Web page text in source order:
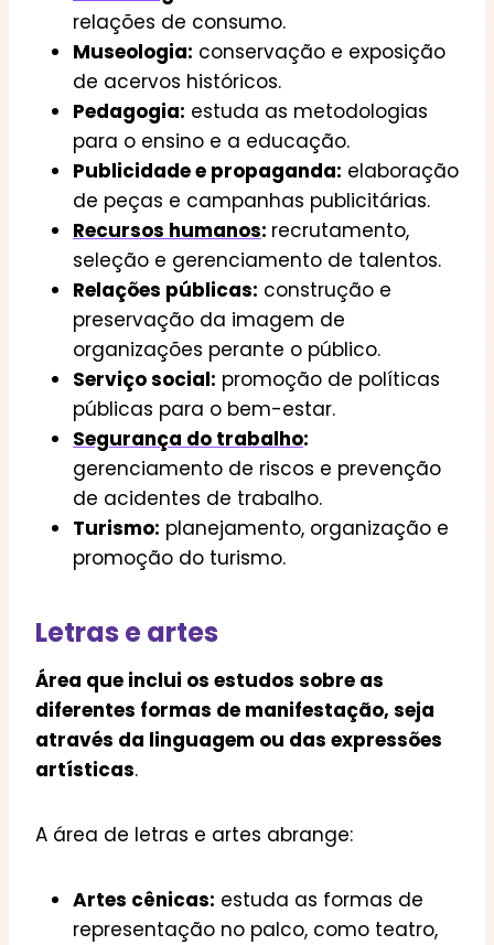
relações de consumo.
Museologia: conservação e exposição
de acervos históricos.
Pedagogia: estuda as metodologias
para o ensino e a educação.
Publicidade e propaganda: elaboração
de peças e campanhas publicitárias.
Recursos humanos: recrutamento,
seleção e gerenciamento de talentos.
Relações públicas: construção e
preservação da imagem de
organizações perante o público.
Serviço social: promoção de políticas
públicas para o bem-estar.
Segurança do trabalho:
gerenciamento de riscos e prevenção
de acidentes de trabalho.
Turismo: planejamento, organização e
promoção do turismo.
Letras e artes
Área que inclui os estudos sobre as
diferentes formas de manifestação, seja
através da linguagem ou das expressões
artísticas.
A área de letras e artes abrange:
Artes cênicas: estuda as formas de
representação no palco, como teatro,